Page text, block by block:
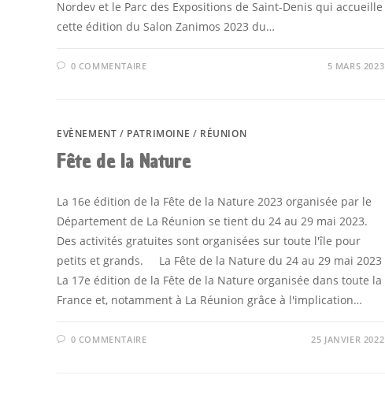
Nordev et le Parc des Expositions de Saint-Denis qui accueille
cette édition du Salon Zanimos 2023 du…
0 COMMENTAIRE 5 MARS 2023
EVÈNEMENT / PATRIMOINE / RÉUNION
Fête de la Nature
La 16e édition de la Fête de la Nature 2023 organisée par le
Département de La Réunion se tient du 24 au 29 mai 2023.
Des activités gratuites sont organisées sur toute l'île pour
petits et grands. La Fête de la Nature du 24 au 29 mai 2023
La 17e édition de la Fête de la Nature organisée dans toute la
France et, notamment à La Réunion grâce à l'implication…
0 COMMENTAIRE 25 JANVIER 2022